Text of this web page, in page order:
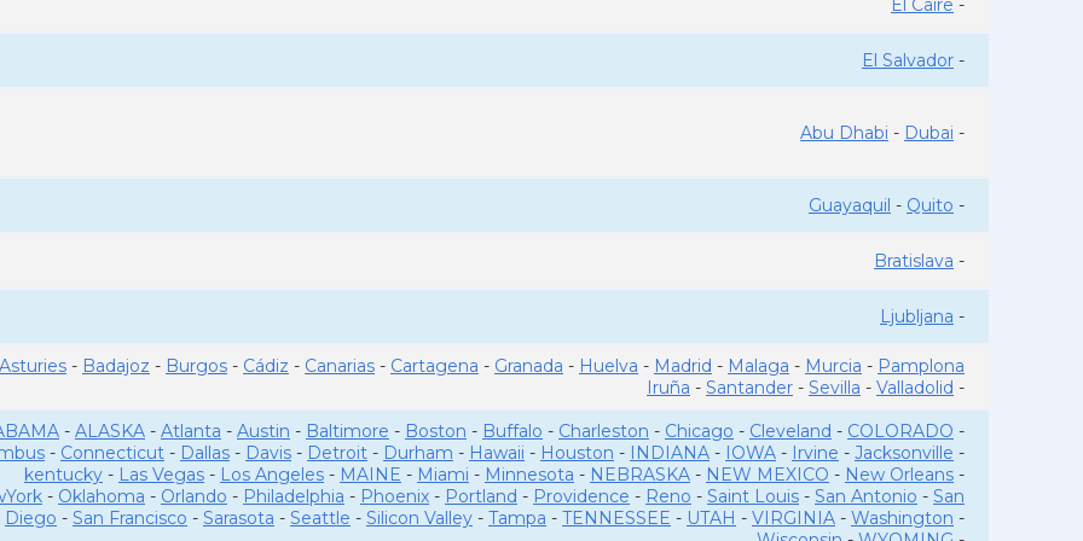
El Caire -
El Salvador -
Abu Dhabi - Dubai -
Guayaquil - Quito -
Bratislava -
Ljubljana -
Asturies - Badajoz - Burgos - Cádiz - Canarias - Cartagena - Granada - Huelva - Madrid - Malaga - Murcia - Pamplona
Iruña - Santander - Sevilla - Valladolid -
- ALASKA - Atlanta - Austin - Baltimore - Boston - Buffalo - Charleston - Chicago - Cleveland - COLORADO -
- Connecticut - Dallas - Davis - Detroit - Durham - Hawaii - Houston - INDIANA - IOWA - Irvine - Jacksonville -
kentucky - Las Vegas - Los Angeles - MAINE - Miami - Minnesota - NEBRASKA - NEW MEXICO - New Orleans -
- Oklahoma - Orlando - Philadelphia - Phoenix - Portland - Providence - Reno - Saint Louis - San Antonio - San
Diego - San Francisco - Sarasota - Seattle - Silicon Valley - Tampa - TENNESSEE - UTAH - VIRGINIA - Washington -